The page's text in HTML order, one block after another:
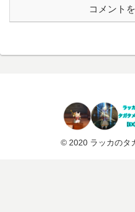
コメント
© 2020 ラッカのタ